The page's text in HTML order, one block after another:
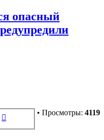
опасный
• Просмотры: 4119
Расширенный